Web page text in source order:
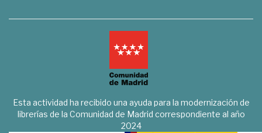
Esta actividad ha recibido una ayuda para la modernización de
librerías de la Comunidad de Madrid correspondiente al año
2024